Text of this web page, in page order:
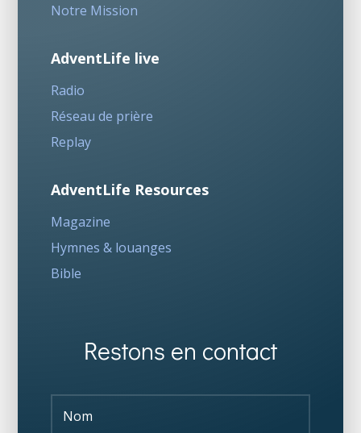
Notre Mission
AdventLife live
Radio
Réseau de prière
Replay
AdventLife Resources
Magazine
Hymnes & louanges
Bible
Restons en contact